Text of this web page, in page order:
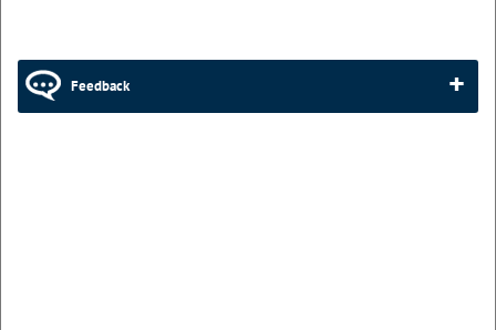
Feedback